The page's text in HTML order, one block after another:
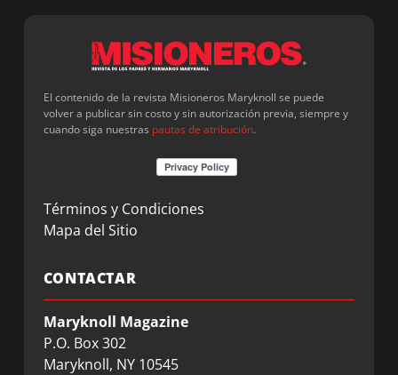
El contenido de la revista Misioneros Maryknoll se puede
volver a publicar sin costo y sin autorización previa, siempre y
cuando siga nuestras pautas de atribución.
Términos y Condiciones
Mapa del Sitio
CONTACTAR
Maryknoll Magazine
P.O. Box 302
Maryknoll, NY 10545